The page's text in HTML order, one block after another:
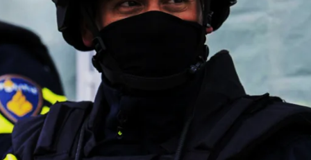
GT Vendée
GT-Cornouaille
GTIE Air & Défense
GTIE Armorique
GTIE Rennes
GTIE Tertiaire
Guy Chatel